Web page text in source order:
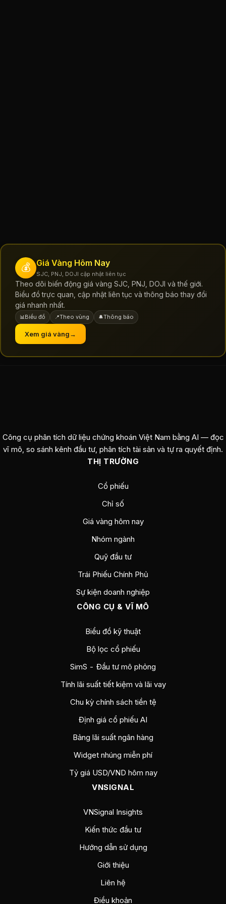
💰 Giá Vàng Hôm Nay
SJC, PNJ, DOJI cập nhật liên tục
Theo dõi biến động giá vàng SJC, PNJ, DOJI và thế giới.
Biểu đồ trực quan, cập nhật liên tục và thông báo thay đổi
giá nhanh nhất.
📊 Biểu đồ 📍Theo vùng 🔔Thông báo
Xem giá vàng→
Công cụ phân tích dữ liệu chứng khoán Việt Nam bằng AI — đọc
vĩ mô, so sánh kênh đầu tư, phân tích tài sản và tự ra quyết định.
THỊ TRƯỜNG
Cổ phiếu
Chỉ số
Giá vàng hôm nay
Nhóm ngành
Quỹ đầu tư
Trái Phiếu Chính Phủ
Sự kiện doanh nghiệp
CÔNG CỤ & VĨ MÔ
Biểu đồ kỹ thuật
Bộ lọc cổ phiếu
SimS - Đầu tư mô phỏng
Tính lãi suất tiết kiệm và lãi vay
Chu kỳ chính sách tiền tệ
Định giá cổ phiếu AI
Bảng lãi suất ngân hàng
Widget nhúng miễn phí
Tỷ giá USD/VND hôm nay
VNSIGNAL
VNSignal Insights
Kiến thức đầu tư
Hướng dẫn sử dụng
Giới thiệu
Liên hệ
Điều khoản